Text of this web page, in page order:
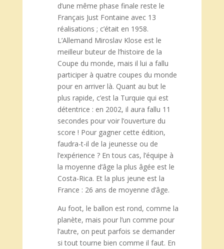
d’une même phase finale reste le
Français Just Fontaine avec 13
réalisations ; c’était en 1958.
L’Allemand Miroslav Klose est le
meilleur buteur de l’histoire de la
Coupe du monde, mais il lui a fallu
participer à quatre coupes du monde
pour en arriver là. Quant au but le
plus rapide, c’est la Turquie qui est
détentrice : en 2002, il aura fallu 11
secondes pour voir l’ouverture du
score ! Pour gagner cette édition,
faudra-t-il de la jeunesse ou de
l’expérience ? En tous cas, l’équipe à
la moyenne d’âge la plus âgée est le
Costa-Rica. Et la plus jeune est la
France : 26 ans de moyenne d’âge.
Au foot, le ballon est rond, comme la
planète, mais pour l’un comme pour
l’autre, on peut parfois se demander
si tout tourne bien comme il faut. En